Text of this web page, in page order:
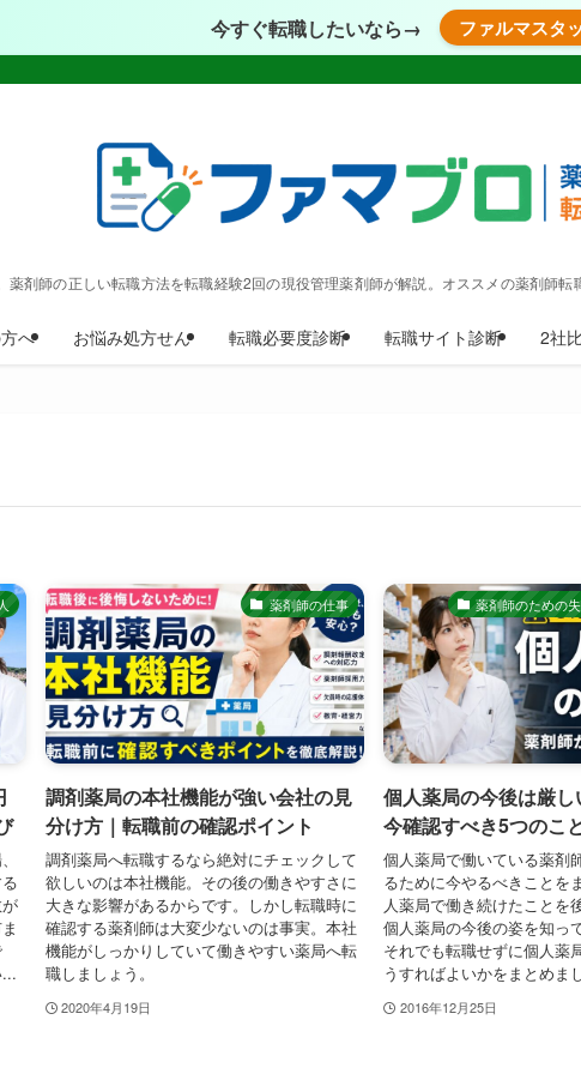
今すぐ転職したいなら→ ファルマスタ
剤師の正しい転職方法を転職経験2回の現役管理薬剤師が解説。オススメの薬剤師
へ お悩み処方せん 転職必要度診断 転職サイト診断 2社
薬剤師の仕事
調剤薬局の本社機能が強い会社の見
分け方｜転職前の確認ポイント
調剤薬局へ転職するなら絶対にチェックして
欲しいのは本社機能。その後の働きやすさに
大きな影響があるからです。しかし転職時に
確認する薬剤師は大変少ないのは事実。本社
機能がしっかりしていて働きやすい薬局へ転
職しましょう。
2020年4月19日
薬剤師のための
個人薬局の今後は厳
今確認すべき5つのこ
個人薬局で働いている薬剤
るために今やるべきことを
人薬局で働き続けたことを
個人薬局の今後の姿を知っ
それでも転職せずに個人薬
うすればよいかをまとめまし
2016年12月25日